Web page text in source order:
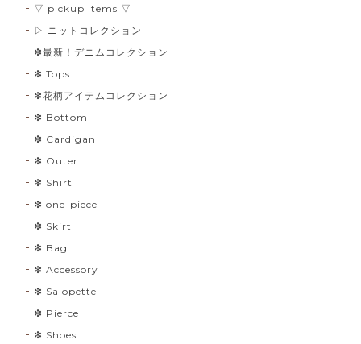
▽ pickup items ▽
▷ ニットコレクション
❇︎最新！デニムコレクション
❇︎ Tops
❇︎花柄アイテムコレクション
❇︎ Bottom
❇︎ Cardigan
❇︎ Outer
❇︎ Shirt
❇︎ one-piece
❇︎ Skirt
❇︎ Bag
❇︎ Accessory
❇︎ Salopette
❇︎ Pierce
❇︎ Shoes